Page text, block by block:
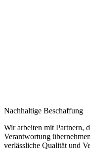
Nachhaltige Beschaffung
Wir arbeiten mit Partnern,
Verantwortung
verlässliche Qualität und